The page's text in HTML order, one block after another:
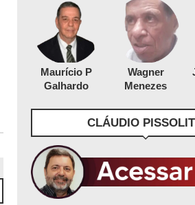
Maurício P
Galhardo
Wagner
Menezes
CLÁUDIO